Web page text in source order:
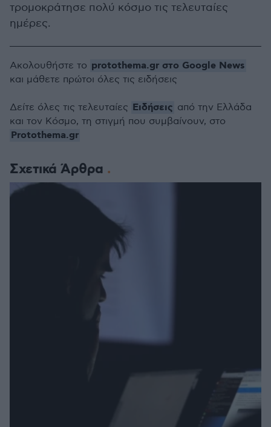
τρομοκράτησε πολύ κόσμο τις τελευταίες
ημέρες.
Σχετικά Άρθρα
Ακολουθήστε το protothema.gr στο Google News
και μάθετε πρώτοι όλες τις ειδήσεις
Δείτε όλες τις τελευταίες Ειδήσεις από την Ελλάδα
και τον Κόσμο, τη στιγμή που συμβαίνουν, στο
Protothema.gr